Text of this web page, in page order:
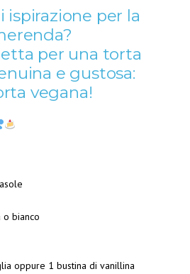
ispirazione per la
per una torta
e gustosa:
vegana!
o bianco
oppure 1 bustina di vanillina